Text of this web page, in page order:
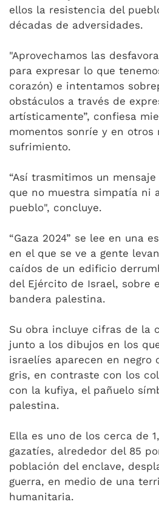
ellos la resistencia del
décadas de adversidades.
"Aprovechamos las
para expresar lo que
corazón) e intentamos
obstáculos a través de
artísticamente”, confiesa
momentos sonríe y en otros
sufrimiento.
“Así trasmitimos un
que no muestra simpatía ni
pueblo", concluye.
“Gaza 2024” se lee en una
en el que se ve a gente
caídos de un edificio
del Ejército de Israel, sobre
bandera palestina.
Su obra incluye cifras de la
junto a los dibujos en los
israelíes aparecen en negro
gris, en contraste con los
con la kufiya, el pañuelo
palestina.
Ella es uno de los cerca de
gazatíes, alrededor del 85
población del enclave,
guerra, en medio de una
humanitaria.